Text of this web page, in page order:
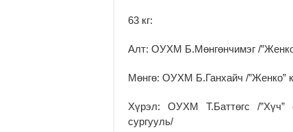
63 кг:
Алт: ОУХМ Б.Мөнгөнчимэг /
Мөнгө: ОУХМ Б.Ганхайч /”Женко”
Хүрэл: ОУХМ Т.Баттөгс /”Хүч”
сургууль/